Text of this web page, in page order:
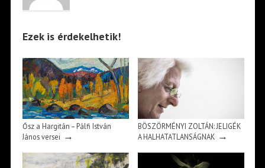
Ezek is érdekelhetik!
Ősz a Hargitán – Pálfi István
János versei →
BÖSZÖRMÉNYI ZOLTÁN: JELIGÉK
A HALHATATLANSÁGNAK→